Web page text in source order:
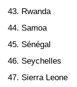
Rwanda
Samoa
Sénégal
Seychelles
Sierra Leone